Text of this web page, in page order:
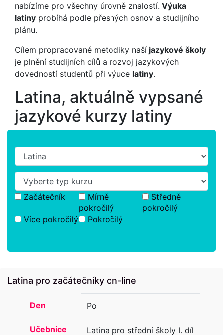
nabízíme pro všechny úrovně znalostí. Výuka
latiny probíhá podle přesných osnov a studijního
plánu.
Cílem propracované metodiky naší jazykové školy
je plnění studijních cílů a rozvoj jazykových
dovedností studentů při výuce latiny.
Latina, aktuálně vypsané
jazykové kurzy latiny
Začátečník
Mírně
pokročilý
Středně
pokročilý
Více pokročilý
Pokročilý
Latina pro začátečníky on-line
Den
Učebnice
Po
Latina pro střední školy I. díl